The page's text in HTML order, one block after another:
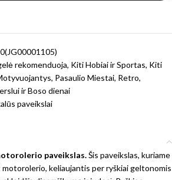
rekomenduoja, Kiti Hobiai ir Sportas, Kiti
, Pasaulio Miestai, Retro,
ir Boso dienai
paveikslai
paveikslas.Šis paveikslas, kuriame
keliaujantis per ryškiai geltonomis